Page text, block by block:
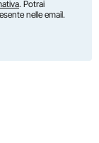
. Potrai
nelle email.